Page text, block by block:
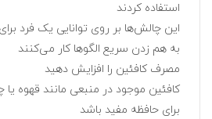
استفاده کردند
این چالش‌ها بر روی توانایی یک فرد
به هم زدن سریع الگوها کار می‌کنند
مصرف کافئین را افزایش دهید
کافئین موجود در منبعی مانند قهوه
برای حافظه مفید باشد